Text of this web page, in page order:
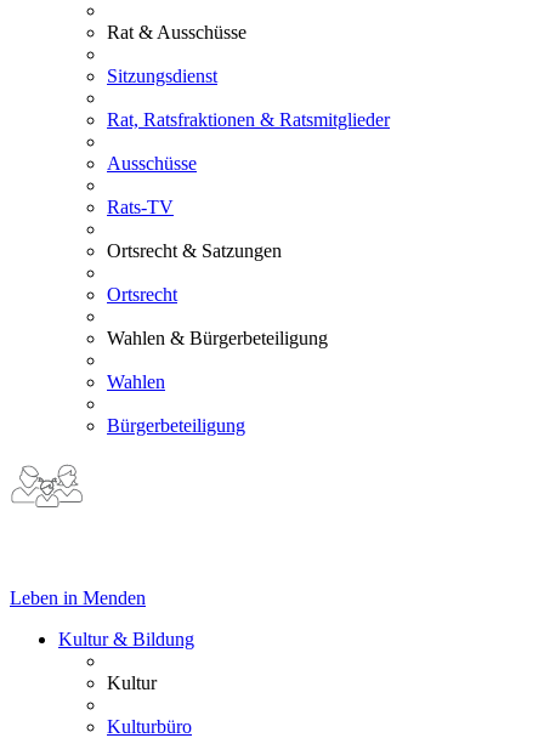
Rat & Ausschüsse
Sitzungsdienst
Rat, Ratsfraktionen & Ratsmitglieder
Ausschüsse
Rats-TV
Ortsrecht & Satzungen
Ortsrecht
Wahlen & Bürgerbeteiligung
Wahlen
Bürgerbeteiligung
Leben in Menden
Kultur & Bildung
Kultur
Kulturbüro